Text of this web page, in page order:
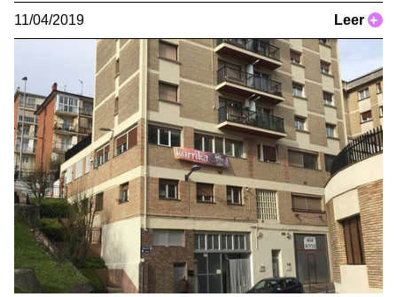
11/04/2019 Leer +